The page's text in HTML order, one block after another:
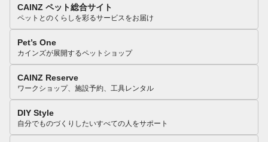
CAINZ ペット総合サイト
ペットとのくらしを彩るサービスをお届け
Pet’s One
カインズが展開するペットショップ
CAINZ Reserve
ワークショップ、施設予約、工具レンタル
DIY Style
自分でものづくりしたいすべての人をサポート